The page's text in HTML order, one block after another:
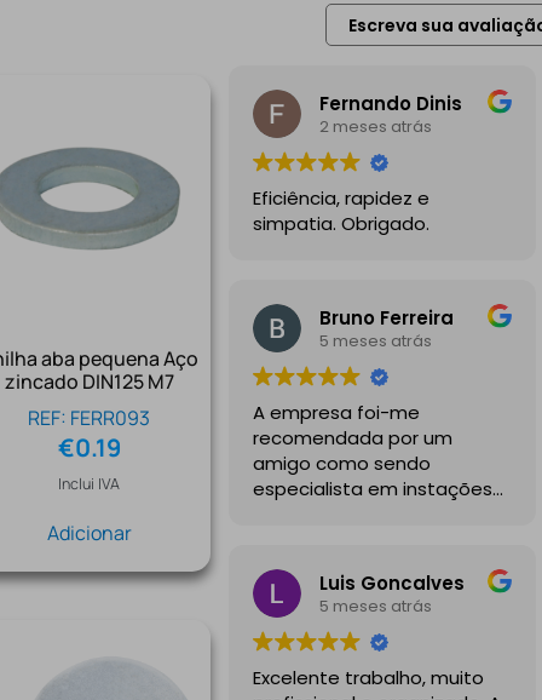
aba pequena Aço
zincado DIN125 M7
REF: FERR093
€0.19
Inclui IVA
Adicionar
Escreva sua
Fernando Dinis
2 meses atrás
Eficiência, rapidez e
simpatia. Obrigado.
Bruno Ferreira
5 meses atrás
A empresa foi-me
recomendada por um
amigo como sendo
especialista em instações
sempre bastante
profissionais, comunicativos
e disponiveis para todas as
minhas dúvidas.
A instalação de tomada
Luis Goncalves
5 meses atrás
Excelente trabalho, muito